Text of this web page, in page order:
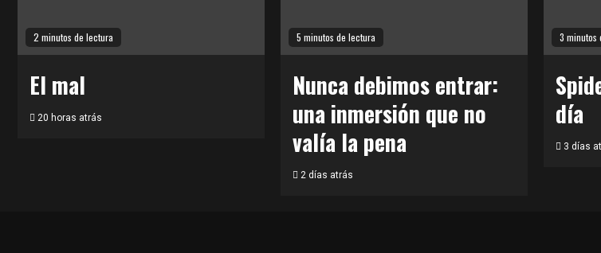
2 minutos de lectura
El mal
20 horas atrás
5 minutos de lectura
Nunca debimos entrar:
una inmersión que no
valía la pena
2 días atrás
3 minutos
día
3 días